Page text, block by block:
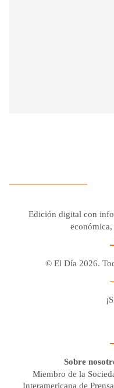
Edición digital con
© El Día 2026.
Sobre
Miembro de la
Interamericana de